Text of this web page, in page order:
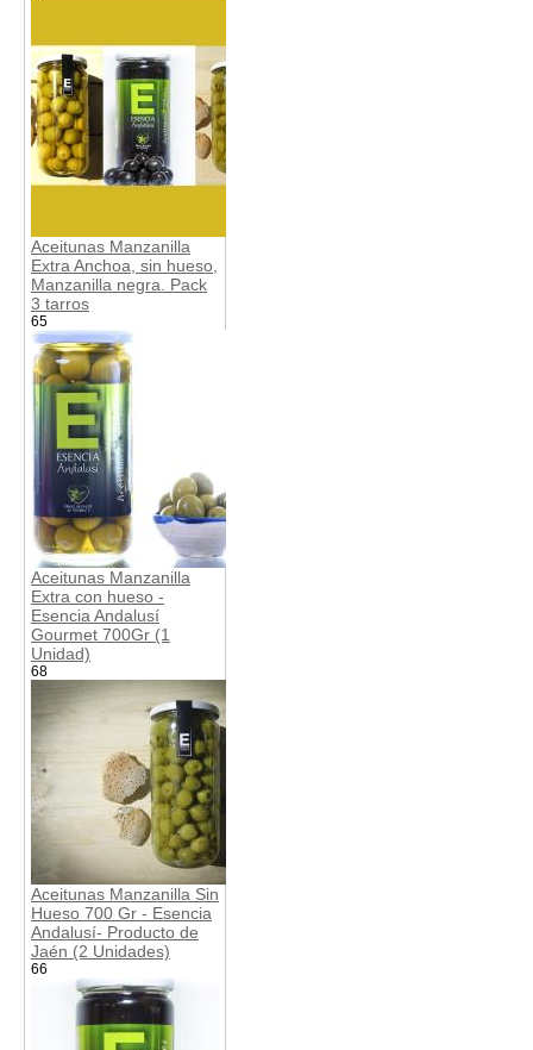
Aceitunas Manzanilla
Extra Anchoa, sin hueso,
Manzanilla negra. Pack
3 tarros
65
Aceitunas Manzanilla
Extra con hueso -
Esencia Andalusí
Gourmet 700Gr (1
Unidad)
68
Aceitunas Manzanilla Sin
Hueso 700 Gr - Esencia
Andalusí- Producto de
Jaén (2 Unidades)
66